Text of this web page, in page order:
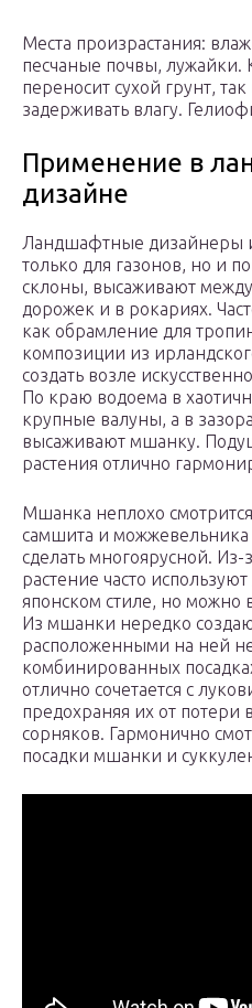
Места произрастания:
песчаные почвы,
переносит сухой грунт,
задерживать влагу.
Применение в
дизайне
Ландшафтные дизайнеры
только для газонов, но и
склоны, высаживают
дорожек и в рокариях.
как обрамление для
композиции из
создать возле
По краю водоема в
крупные валуны, а в
высаживают мшанку.
растения отлично
Мшанка неплохо
самшита и
сделать многоярусной. Из-
растение часто
японском стиле, но можно
Из мшанки нередко
расположенными на ней
комбинированных
отлично сочетается с
предохраняя их от потери
сорняков. Гармонично
посадки мшанки и